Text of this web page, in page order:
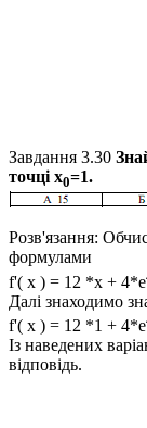
Завдання 3.30
точці x0=1.
Розв'язання:
формулами
f'( х ) = 12 *х + 4*е
Далі знаходимо
f'( х ) = 12 *1 + 4*е
Із наведених
відповідь.